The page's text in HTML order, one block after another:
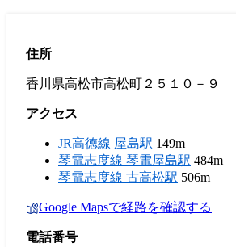
住所
香川県高松市高松町２５１０－９
アクセス
JR高徳線 屋島駅 149m
琴電志度線 琴電屋島駅 484m
琴電志度線 古高松駅 506m
Google Mapsで経路を確認する
電話番号